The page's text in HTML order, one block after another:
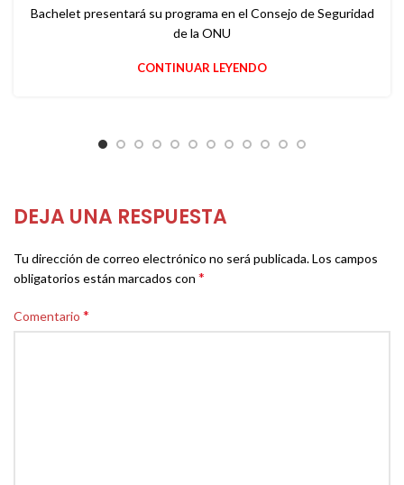
Bachelet presentará su programa en el Consejo de Seguridad
de la ONU
CONTINUAR LEYENDO
DEJA UNA RESPUESTA
Tu dirección de correo electrónico no será publicada.Los campos
obligatorios están marcados con *
Comentario *